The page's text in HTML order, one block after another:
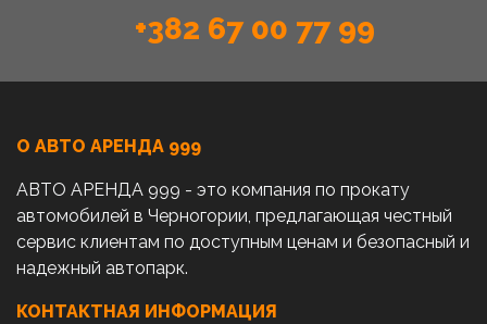
+382 67 00 77 99
О АВТО AРЕНДА 999
АВТО АРЕНДА 999 - это компания по прокату
автомобилей в Черногории, предлагающая честный
сервис клиентам по доступным ценам и безопасный и
надежный автопарк.
КОНТАКТНАЯ ИНФОРМАЦИЯ